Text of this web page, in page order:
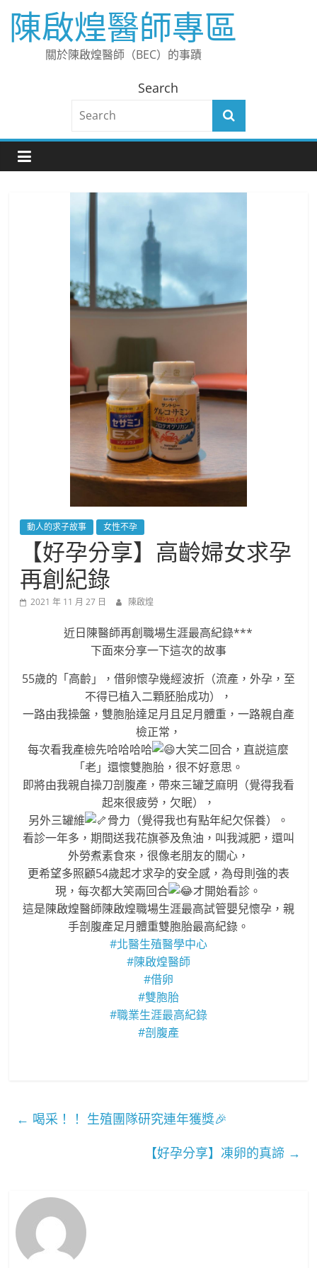
content
陳啟煌醫師專區
關於陳啟煌醫師（BEC）的事蹟
Search
動人的求子故事 女性不孕
【好孕分享】高齡婦女求孕
再創紀錄
2021 年 11 月 27 日 陳啟煌
近日陳醫師再創職場生涯最高紀錄***
下面來分享一下這次的故事
55歲的「高齡」，借卵懷孕幾經波折（流產，外孕，至
不得已植入二顆胚胎成功），
一路由我操盤，雙胞胎達足月且足月體重，一路親自產
檢正常，
每次看我產檢先哈哈哈哈
大笑二回合，直説這麼
「老」還懷雙胞胎，很不好意思。
即將由我親自操刀剖腹產，帶來三罐芝麻明（覺得我看
起來很疲勞，欠眠），
另外三罐維
骨力（覺得我也有點年紀欠保養）。
看診一年多，期間送我花旗蔘及魚油，叫我減肥，還叫
外勞煮素食來，很像老朋友的關心，
更希望多照顧54歲起才求孕的安全感，為母則強的表
現，每次都大笑兩回合
才開始看診。
這是陳啟煌醫師陳啟煌職場生涯最高試管嬰兒懷孕，親
手剖腹產足月體重雙胞胎最高紀錄。
#北醫生殖醫學中心
#陳啟煌醫師
#借卵
#雙胞胎
#職業生涯最高紀錄
#剖腹產
← 喝采！！ 生殖團隊研究連年獲獎🎉
【好孕分享】凍卵的真諦 →